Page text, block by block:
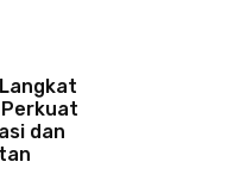
Perkuat
dan